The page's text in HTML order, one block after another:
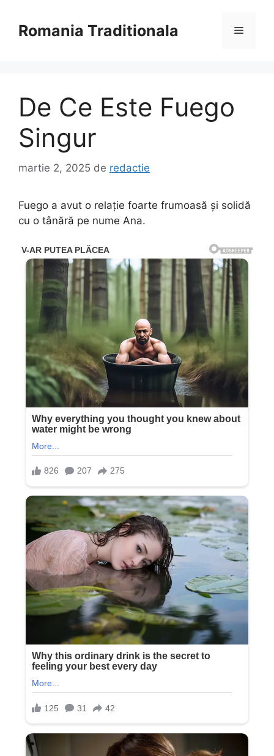
conținutRomania Traditionala Meniu
De Ce Este Fuego
Singur
martie 2, 2025 de redactie
Fuego a avut o relaţie foarte frumoasă şi solidă
cu o tânără pe nume Ana.